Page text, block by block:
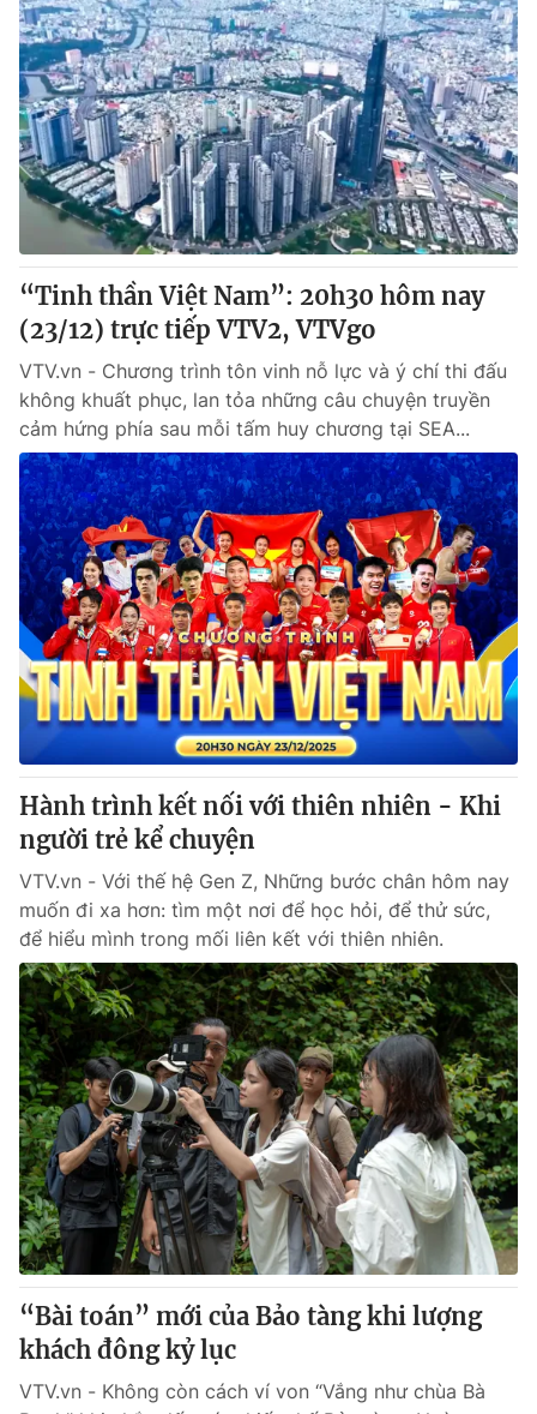
“Tinh thần Việt Nam”: 20h30 hôm nay
(23/12) trực tiếp VTV2, VTVgo
VTV.vn - Chương trình tôn vinh nỗ lực và ý chí thi đấu
không khuất phục, lan tỏa những câu chuyện truyền
cảm hứng phía sau mỗi tấm huy chương tại SEA...
Hành trình kết nối với thiên nhiên - Khi
người trẻ kể chuyện
VTV.vn - Với thế hệ Gen Z, Những bước chân hôm nay
muốn đi xa hơn: tìm một nơi để học hỏi, để thử sức,
để hiểu mình trong mối liên kết với thiên nhiên.
“Bài toán” mới của Bảo tàng khi lượng
khách đông kỷ lục
VTV.vn - Không còn cách ví von “Vắng như chùa Bà